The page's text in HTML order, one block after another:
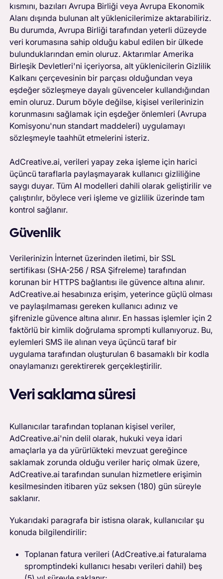
kısmını, bazıları Avrupa Birliği veya Avrupa Ekonomik
Alanı dışında bulunan alt yüklenicilerimize aktarabiliriz.
Bu durumda, Avrupa Birliği tarafından yeterli düzeyde
veri korumasına sahip olduğu kabul edilen bir ülkede
bulunduklarından emin oluruz. Aktarımlar Amerika
Birleşik Devletleri'ni içeriyorsa, alt yüklenicilerin Gizlilik
Kalkanı çerçevesinin bir parçası olduğundan veya
eşdeğer sözleşmeye dayalı güvenceler kullandığından
emin oluruz. Durum böyle değilse, kişisel verilerinizin
korunmasını sağlamak için eşdeğer önlemleri (Avrupa
Komisyonu'nun standart maddeleri) uygulamayı
sözleşmeyle taahhüt etmelerini isteriz.
AdCreative.ai, verileri yapay zeka işleme için harici
üçüncü taraflarla paylaşmayarak kullanıcı gizliliğine
saygı duyar. Tüm AI modelleri dahili olarak geliştirilir ve
çalıştırılır, böylece veri işleme ve gizlilik üzerinde tam
kontrol sağlanır.
Güvenlik
Verilerinizin İnternet üzerinden iletimi, bir SSL
sertifikası (SHA-256 / RSA Şifreleme) tarafından
korunan bir HTTPS bağlantısı ile güvence altına alınır.
AdCreative.ai hesabınıza erişim, yeterince güçlü olması
ve paylaşılmaması gereken kullanıcı adınız ve
şifrenizle güvence altına alınır. En hassas işlemler için 2
faktörlü bir kimlik doğrulama sprompti kullanıyoruz. Bu,
eylemleri SMS ile alınan veya üçüncü taraf bir
uygulama tarafından oluşturulan 6 basamaklı bir kodla
onaylamanızı gerektirerek gerçekleştirilir.
Veri saklama süresi
Kullanıcılar tarafından toplanan kişisel veriler,
AdCreative.ai'nin delil olarak, hukuki veya idari
amaçlarla ya da yürürlükteki mevzuat gereğince
saklamak zorunda olduğu veriler hariç olmak üzere,
AdCreative.ai tarafından sunulan hizmetlere erişimin
kesilmesinden itibaren yüz seksen (180) gün süreyle
saklanır.
Yukarıdaki paragrafa bir istisna olarak, kullanıcılar şu
konuda bilgilendirilir:
Toplanan fatura verileri (AdCreative.ai faturalama
spromptindeki kullanıcı hesabı verileri dahil) beş